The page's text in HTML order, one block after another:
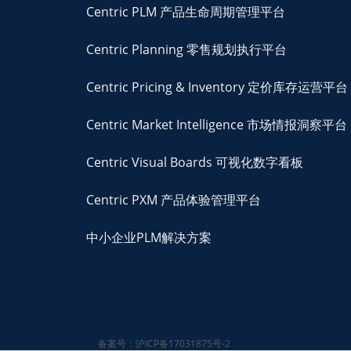
Centric PLM 产品生命周期管理平台
Centric Planning 零售规划执行平台
Centric Pricing & Inventory 定价库存运营平台
Centric Market Intelligence 市场情报洞察平台
Centric Visual Boards 可视化数字看板
Centric PXM 产品体验管理平台
中小企业PLM解决方案
备案号：沪ICP备17031875号-2